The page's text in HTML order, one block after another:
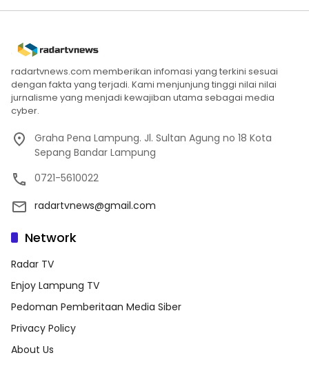
radartvnews.com memberikan infomasi yang terkini sesuai
dengan fakta yang terjadi. Kami menjunjung tinggi nilai nilai
jurnalisme yang menjadi kewajiban utama sebagai media
cyber.
Graha Pena Lampung. Jl. Sultan Agung no 18 Kota
Sepang Bandar Lampung
0721-5610022
radartvnews@gmail.com
Network
Radar TV
Enjoy Lampung TV
Pedoman Pemberitaan Media Siber
Privacy Policy
About Us